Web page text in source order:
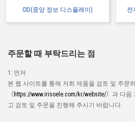
CID(중앙 정보 디스플레이) 전
주문할 때 부탁드리는 점
1: 먼저
본 웹 사이트를 통해 저희 제품을 검토 및 주문
（ https://www.irisoele.com/kr/website/）과 다음
고 검토 및 주문을 진행해 주시기 바랍니다.